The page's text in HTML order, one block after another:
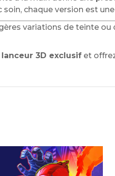
soin, chaque version est
variations de teinte
lanceur 3D exclusifet